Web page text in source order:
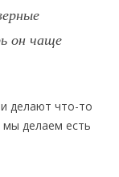
он чаще
делают что-то
мы делаем есть